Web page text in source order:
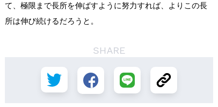
て、極限まで長所を伸ばすように努力すれば、よりこの長
所は伸び続けるだろうと。
SHARE